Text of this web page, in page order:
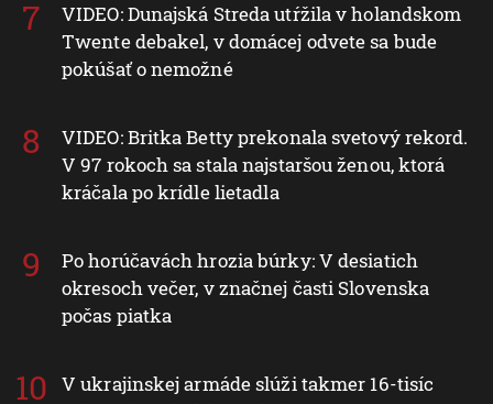
VIDEO: Dunajská Streda utŕžila v holandskom
Twente debakel, v domácej odvete sa bude
pokúšať o nemožné
VIDEO: Britka Betty prekonala svetový rekord.
V 97 rokoch sa stala najstaršou ženou, ktorá
kráčala po krídle lietadla
Po horúčavách hrozia búrky: V desiatich
okresoch večer, v značnej časti Slovenska
počas piatka
V ukrajinskej armáde slúži takmer 16-tisíc